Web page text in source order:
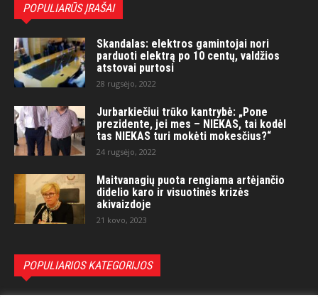
POPULIARŪS ĮRAŠAI
Skandalas: elektros gamintojai nori
parduoti elektrą po 10 centų, valdžios
atstovai purtosi
28 rugsėjo, 2022
Jurbarkiečiui trūko kantrybė: „Pone
prezidente, jei mes – NIEKAS, tai kodėl
tas NIEKAS turi mokėti mokesčius?“
24 rugsėjo, 2022
Maitvanagių puota rengiama artėjančio
didelio karo ir visuotinės krizės
akivaizdoje
21 kovo, 2023
POPULIARIOS KATEGORIJOS